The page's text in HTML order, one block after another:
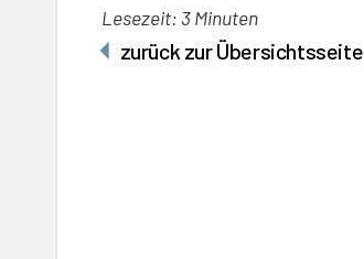
Lesezeit: 3 Minuten
zurück zur Übersichtsseite